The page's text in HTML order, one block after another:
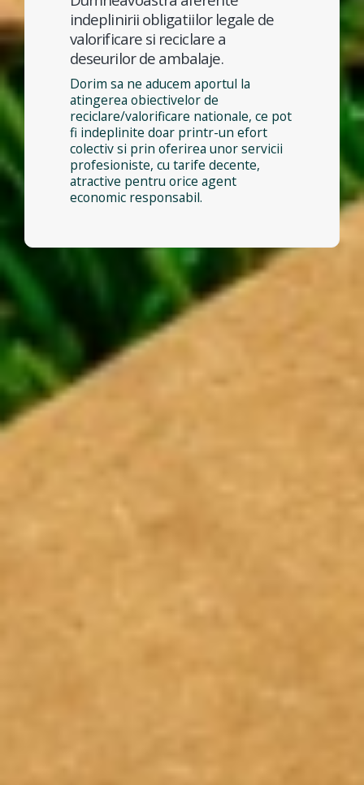
indeplinirii obligatiilor legale de
valorificare si reciclare a
deseurilor de ambalaje.
Dorim sa ne aducem aportul la
atingerea obiectivelor de
reciclare/valorificare nationale, ce pot
fi indeplinite doar printr-un efort
colectiv si prin oferirea unor servicii
profesioniste, cu tarife decente,
atractive pentru orice agent
economic responsabil.